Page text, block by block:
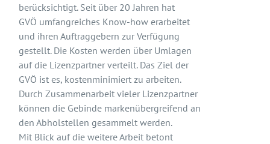
berücksichtigt. Seit über 20 Jahren hat
GVÖ umfangreiches Know-how erarbeitet
und ihren Auftraggebern zur Verfügung
gestellt. Die Kosten werden über Umlagen
auf die Lizenzpartner verteilt. Das Ziel der
GVÖ ist es, kostenminimiert zu arbeiten.
Durch Zusammenarbeit vieler Lizenzpartner
können die Gebinde markenübergreifend an
den Abholstellen gesammelt werden.
Mit Blick auf die weitere Arbeit betont